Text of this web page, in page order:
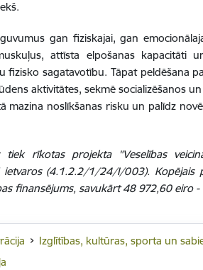
gan fiziskajai, gan
attīsta elpošanas kapacitāti
fizisko sagatavotību. Tāpat peldēšana
aktivitātes, sekmē socializēšanos
mazina noslīkšanas risku un palīdz
tiek rīkotas projekta "Veselības
ietvaros (4.1.2.2/1/24/I/003).
finansējums, savukārt 48 972,60 eiro
Izglītības, kultūras, sporta un